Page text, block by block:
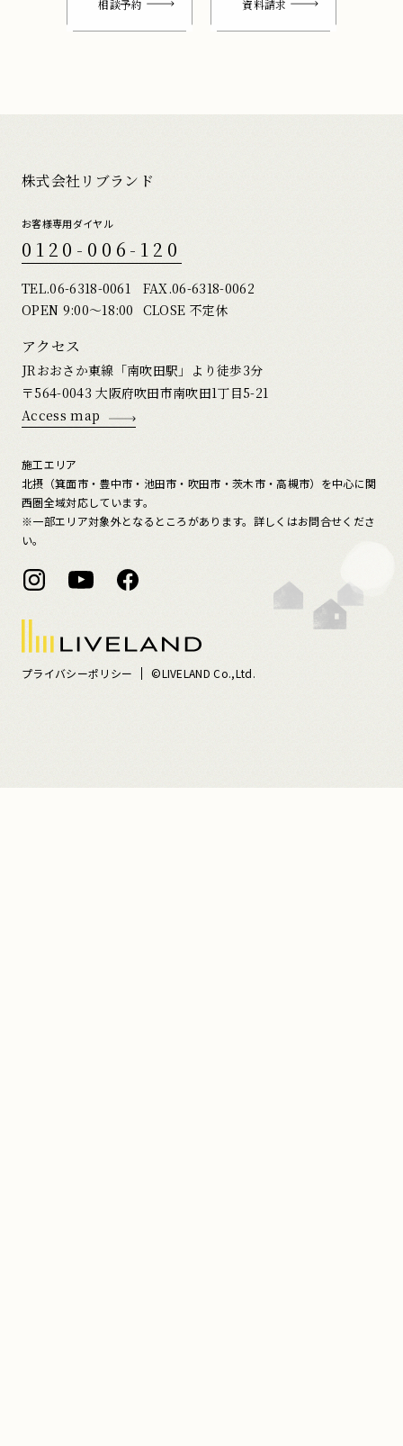
相談予約 資料請求
株式会社リブランド
お客様専用ダイヤル
0120-006-120
TEL.06-6318-0061
FAX.06-6318-0062
OPEN 9:00〜18:00 CLOSE 不定休
アクセス
JRおおさか東線「南吹田駅」より徒歩3分
〒564-0043 大阪府吹田市南吹田1丁目5-21
Access map
施工エリア
北摂（箕面市・豊中市・池田市・吹田市・茨木市・高槻市）を中心に関
西圏全域対応しています。
※一部エリア対象外となるところがあります。詳しくはお問合せくださ
い。
プライバシーポリシー ©LIVELAND Co.,Ltd.